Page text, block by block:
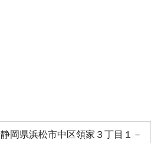
静岡県浜松市中区領家３丁目１－